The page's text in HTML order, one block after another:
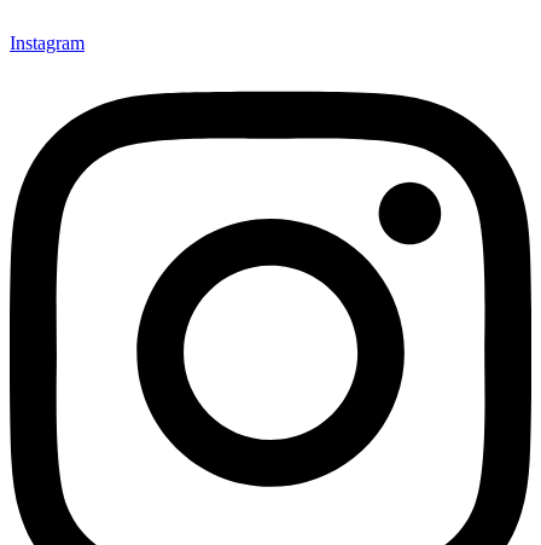
Instagram